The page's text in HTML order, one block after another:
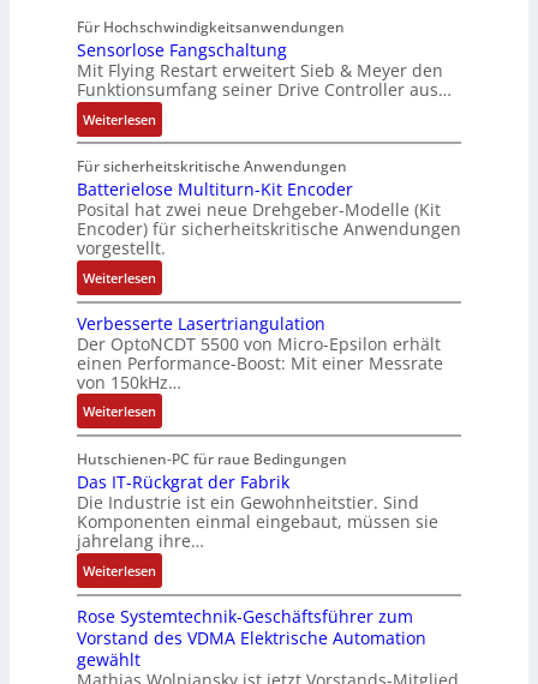
m
e
a
g
e
n
b
a
u
:
P
o
s
i
t
i
v
e
M
o
e
n
t
a
u
f
a
h
m
e
u
e
r
u
n
g
e
t
i
n
g
l
e
i
t
e
r
b
e
i
S
P
N
k
t
u
r
f
e
h
l
e
n
4
,
M
i
l
l
i
o
n
e
n
A
r
b
e
i
t
s
k
r
ä
f
l
A
b
o
u
t
A
u
o
m
a
t
i
o
n
e
x
p
a
n
d
i
e
r
t
Für Hochschwindigkeitsanwendungen
Sensorlose Fangschaltung
Mit Flying Restart erweitert Sieb & Meyer den
Funktionsumfang seiner Drive Controller aus…
Weiterlesen:
S
e
n
s
o
r
l
o
s
e
F
a
n
g
s
c
h
a
l
t
u
n
g
Für sicherheitskritische Anwendungen
Batterielose Multiturn-Kit Encoder
Posital hat zwei neue Drehgeber-Modelle (Kit
Encoder) für sicherheitskritische Anwendungen
vorgestellt.
Weiterlesen:
B
a
t
t
e
r
i
e
l
o
s
e
M
u
l
t
Verbesserte Lasertriangulation
Der OptoNCDT 5500 von Micro-Epsilon erhält
einen Performance-Boost: Mit einer Messrate
von 150kHz…
Weiterlesen:
V
e
r
b
e
s
s
e
r
t
Hutschienen-PC für raue Bedingungen
Das IT-Rückgrat der Fabrik
Die Industrie ist ein Gewohnheitstier. Sind
Komponenten einmal eingebaut, müssen sie
jahrelang ihre…
Weiterlesen:
D
a
s
Rose Systemtechnik-Geschäftsführer zum
Vorstand des VDMA Elektrische Automation
gewählt
Mathias Wolpiansky ist jetzt Vorstands-Mitglied